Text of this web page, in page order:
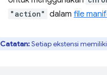
"action" dalam file
Catatan:Setiap ekstensi